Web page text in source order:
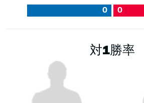
0 0
対1勝率